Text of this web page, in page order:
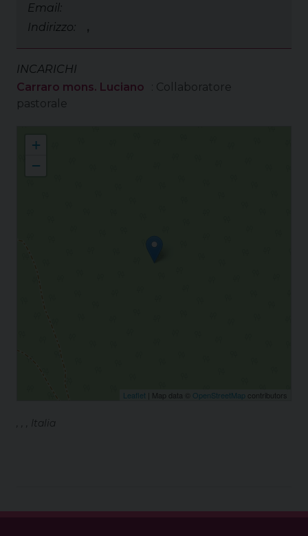
Email:
Indirizzo:
,
INCARICHI
Carraro mons. Luciano
: Collaboratore
pastorale
+
−
Leaflet | Map data © OpenStreetMap contributors
, , , Italia